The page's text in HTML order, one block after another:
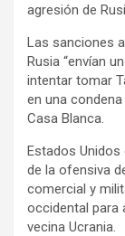
agresión de
Las sanciones
Rusia “envían
intentar tomar
en una
Casa Blanca.
Estados
de la ofensiva
comercial y
occidental para
vecina Ucrania.